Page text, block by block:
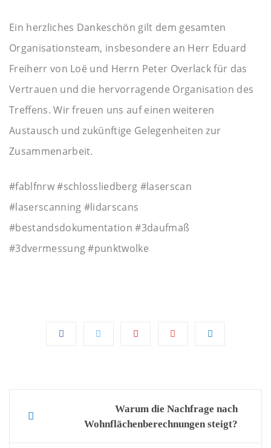
Ein herzliches Dankeschön gilt dem gesamten
Organisationsteam, insbesondere an Herr Eduard
Freiherr von Loë und Herrn Peter Overlack für das
Vertrauen und die hervorragende Organisation des
Treffens. Wir freuen uns auf einen weiteren
Austausch und zukünftige Gelegenheiten zur
Zusammenarbeit.
#fablfnrw #schlossliedberg #laserscan
#laserscanning #lidarscans
#bestandsdokumentation #3daufmaß
#3dvermessung #punktwolke
Post
Warum die Nachfrage nach
Wohnflächenberechnungen steigt?